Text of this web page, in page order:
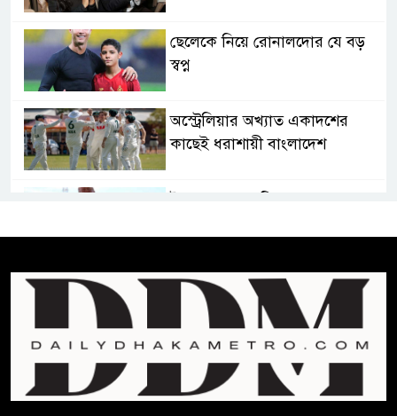
ছেলেকে নিয়ে রোনালদোর যে বড়
স্বপ্ন
অস্ট্রেলিয়ার অখ্যাত একাদশের
কাছেই ধরাশায়ী বাংলাদেশ
ট্রাম্পের ৪০ কোটি ডলারের ‘বলরুম
শেখ হাসিনার বক্তব্যে ভারতের
সমর্থন নেই : রণধীর জয়সওয়াল
শেখ হাসিনা দেশে ফিরে আসুক,
গণহত্যার দায়ে কারাগারে যাক :